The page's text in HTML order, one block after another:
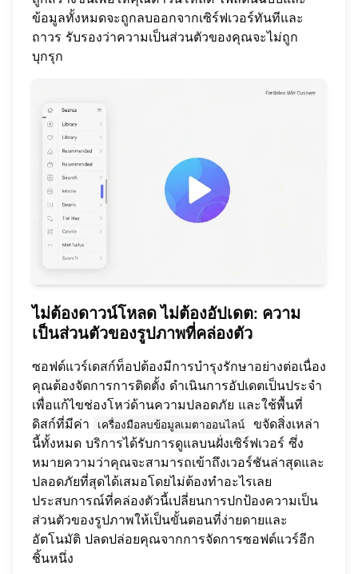
ข้อมูลทั้งหมดจะถูกลบออกจากเซิร์ฟเวอร์ทันทีและ
ถาวร รับรองว่าความเป็นส่วนตัวของคุณจะไม่ถูก
บุกรุก
ไม่ต้องดาวน์โหลด ไม่ต้องอัปเดต: ความ
เป็นส่วนตัวของรูปภาพที่คล่องตัว
ซอฟต์แวร์เดสก์ท็อปต้องมีการบำรุงรักษาอย่างต่อเนื่อง
คุณต้องจัดการการติดตั้ง ดำเนินการอัปเดตเป็นประจำ
เพื่อแก้ไขช่องโหว่ด้านความปลอดภัย และใช้พื้นที่
ดิสก์ที่มีค่า
เครื่องมือลบข้อมูลเมตาออนไลน์
ขจัดสิ่งเหล่า
นี้ทั้งหมด บริการได้รับการดูแลบนฝั่งเซิร์ฟเวอร์ ซึ่ง
หมายความว่าคุณจะสามารถเข้าถึงเวอร์ชันล่าสุดและ
ปลอดภัยที่สุดได้เสมอโดยไม่ต้องทำอะไรเลย
ประสบการณ์ที่คล่องตัวนี้เปลี่ยนการปกป้องความเป็น
ส่วนตัวของรูปภาพให้เป็นขั้นตอนที่ง่ายดายและ
อัตโนมัติ ปลดปล่อยคุณจากการจัดการซอฟต์แวร์อีก
ชิ้นหนึ่ง